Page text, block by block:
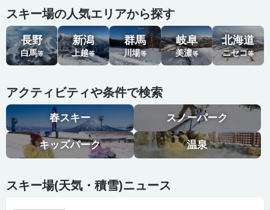
スキー場の人気エリアから探す
長野
白馬等
新潟
上越等
群馬
川場等
岐阜
美濃等
北海道
ニセコ等
アクティビティや条件で検索
春スキー スノーパーク
キッズパーク 温泉
スキー場(天気・積雪)ニュース